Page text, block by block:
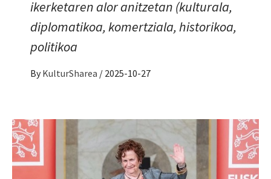
ikerketaren alor anitzetan (kulturala,
diplomatikoa, komertziala, historikoa,
politikoa
By KulturSharea / 2025-10-27